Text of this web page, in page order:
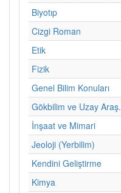
Biyotıp
Cizgi Roman
Etik
Fizik
Genel Bilim Konuları
Gökbilim ve Uzay Araş.
İnşaat ve Mimari
Jeoloji (Yerbilim)
Kendini Geliştirme
Kimya